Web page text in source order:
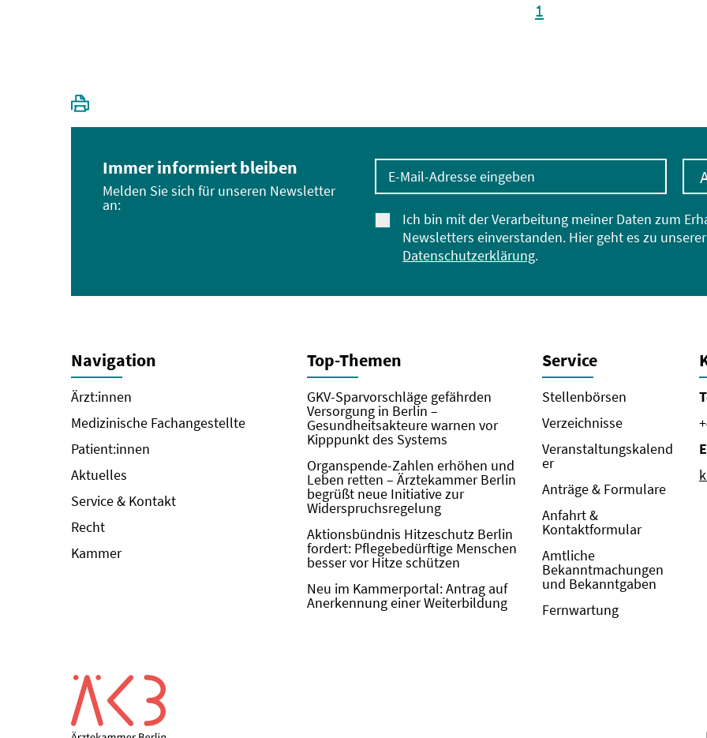
1
Immer informiert bleiben
Melden Sie sich für unseren Newsletter
an:
E-Mail-Adresse eingeben
Ich bin mit der Verarbeitung meiner Daten zum
Newsletters einverstanden. Hier geht es zu unserer
Datenschutzerklärung.
Navigation
Ärzt:innen
Medizinische Fachangestellte
Patient:innen
Aktuelles
Service & Kontakt
Recht
Kammer
Top-Themen
GKV-Sparvorschläge gefährden
Versorgung in Berlin –
Gesundheitsakteure warnen vor
Kipppunkt des Systems
Organspende-Zahlen erhöhen und
Leben retten – Ärztekammer Berlin
begrüßt neue Initiative zur
Widerspruchsregelung
Aktionsbündnis Hitzeschutz Berlin
fordert: Pflegebedürftige Menschen
besser vor Hitze schützen
Neu im Kammerportal: Antrag auf
Anerkennung einer Weiterbildung
Service
Stellenbörsen
Verzeichnisse
Veranstaltungskalend
er
Anträge & Formulare
Anfahrt &
Kontaktformular
Amtliche
Bekanntmachungen
und Bekanntgaben
Fernwartung